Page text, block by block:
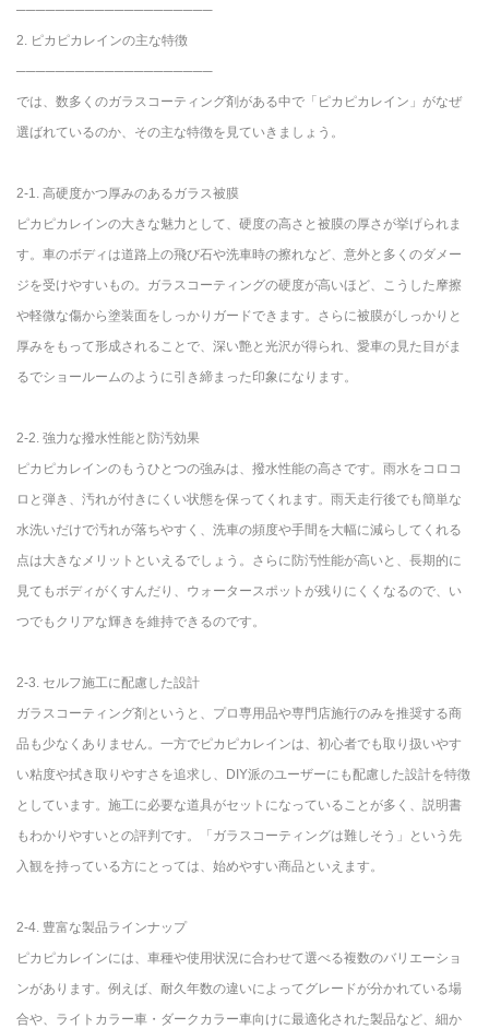
────────────────────
2. ピカピカレインの主な特徴
────────────────────
では、数多くのガラスコーティング剤がある中で「ピカピカレイン」がなぜ
選ばれているのか、その主な特徴を見ていきましょう。
2-1. 高硬度かつ厚みのあるガラス被膜
ピカピカレインの大きな魅力として、硬度の高さと被膜の厚さが挙げられま
す。車のボディは道路上の飛び石や洗車時の擦れなど、意外と多くのダメー
ジを受けやすいもの。ガラスコーティングの硬度が高いほど、こうした摩擦
や軽微な傷から塗装面をしっかりガードできます。さらに被膜がしっかりと
厚みをもって形成されることで、深い艶と光沢が得られ、愛車の見た目がま
るでショールームのように引き締まった印象になります。
2-2. 強力な撥水性能と防汚効果
ピカピカレインのもうひとつの強みは、撥水性能の高さです。雨水をコロコ
ロと弾き、汚れが付きにくい状態を保ってくれます。雨天走行後でも簡単な
水洗いだけで汚れが落ちやすく、洗車の頻度や手間を大幅に減らしてくれる
点は大きなメリットといえるでしょう。さらに防汚性能が高いと、長期的に
見てもボディがくすんだり、ウォータースポットが残りにくくなるので、い
つでもクリアな輝きを維持できるのです。
2-3. セルフ施工に配慮した設計
ガラスコーティング剤というと、プロ専用品や専門店施行のみを推奨する商
品も少なくありません。一方でピカピカレインは、初心者でも取り扱いやす
い粘度や拭き取りやすさを追求し、DIY派のユーザーにも配慮した設計を特徴
としています。施工に必要な道具がセットになっていることが多く、説明書
もわかりやすいとの評判です。「ガラスコーティングは難しそう」という先
入観を持っている方にとっては、始めやすい商品といえます。
2-4. 豊富な製品ラインナップ
ピカピカレインには、車種や使用状況に合わせて選べる複数のバリエーショ
ンがあります。例えば、耐久年数の違いによってグレードが分かれている場
合や、ライトカラー車・ダークカラー車向けに最適化された製品など、細か